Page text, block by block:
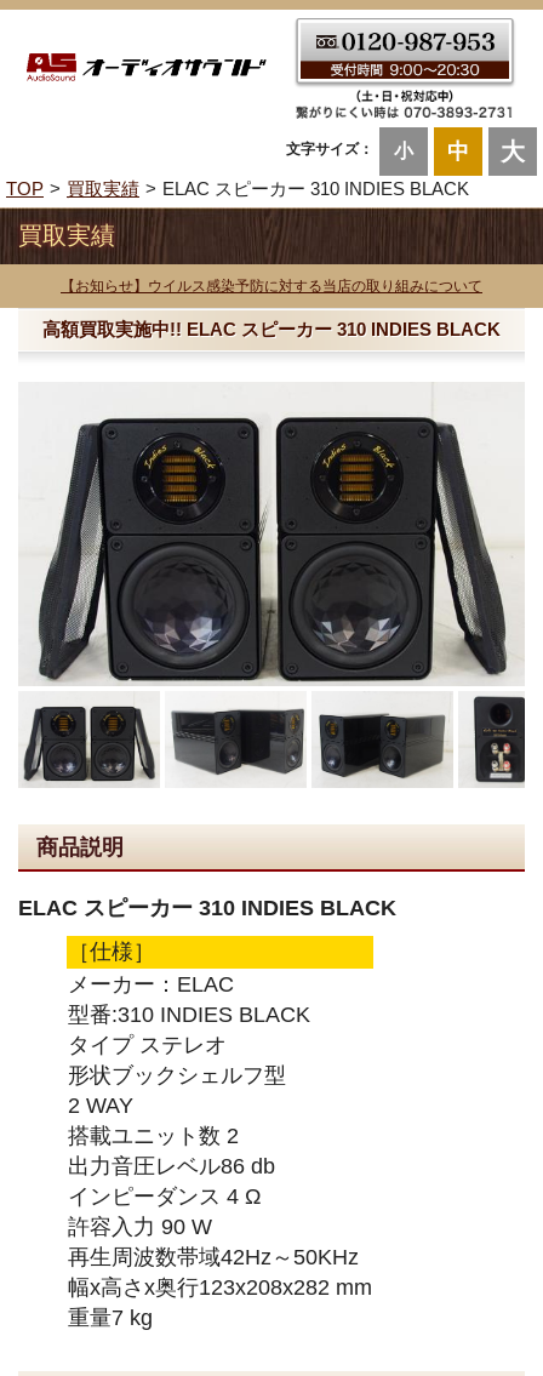
文字サイズ： 小 中 大
TOP 買取実績 ELAC スピーカー 310 INDIES BLACK
買取実績
【お知らせ】ウイルス感染予防に対する当店の取り組みについて
高額買取実施中!! ELAC スピーカー 310 INDIES BLACK
商品説明
ELAC スピーカー 310 INDIES BLACK
［仕様］
メーカー：ELAC
型番:310 INDIES BLACK
タイプ ステレオ
形状ブックシェルフ型
2 WAY
搭載ユニット数 2
出力音圧レベル86 db
インピーダンス 4 Ω
許容入力 90 W
再生周波数帯域42Hz～50KHz
幅x高さx奥行123x208x282 mm
重量7 kg